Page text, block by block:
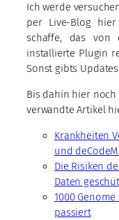
Ich werde
per Live-Blog
schaffe, das von
installierte Plugin
Sonst gibts
Bis dahin hier
verwandte Artikel
Krankheiten
und
Die Risiken
Daten
1000
passiert